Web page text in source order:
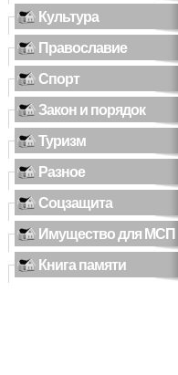
Культура
Православие
Спорт
Закон и порядок
Туризм
Разное
Соцзащита
Имущество для МСП
Книга памяти